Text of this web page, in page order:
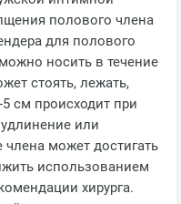
полового члена
для полового
носить в течение
стоять, лежать,
см происходит при
или
может достигать
использованием
хирурга.